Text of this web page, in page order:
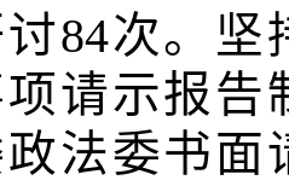
84次。 坚
请示报告
法委书面